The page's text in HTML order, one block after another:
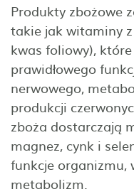
Produkty zbożowe
takie jak witaminy z
kwas foliowy),
prawidłowego
nerwowego,
produkcji
zboża dostarczają
magnez, cynk i
funkcje organizmu,
metabolizm.